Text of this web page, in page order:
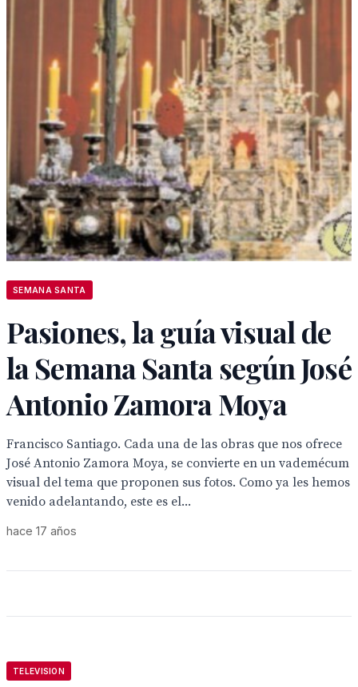
SEMANA SANTA
Pasiones, la guía visual de
la Semana Santa según José
Antonio Zamora Moya
Francisco Santiago. Cada una de las obras que nos ofrece
José Antonio Zamora Moya, se convierte en un vademécum
visual del tema que proponen sus fotos. Como ya les hemos
venido adelantando, este es el...
hace 17 años
TELEVISION